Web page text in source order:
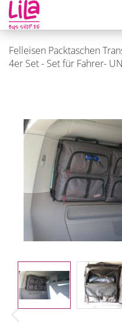
Felleisen Packtaschen
4er Set - Set für Fahrer-